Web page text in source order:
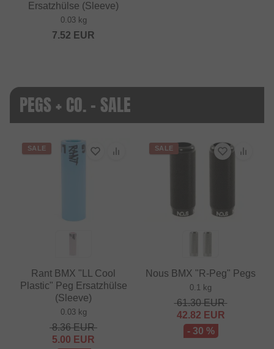
Ersatzhülse (Sleeve)
0.03 kg
7.52 EUR
PEGS + CO. - SALE
SALE
Rant BMX "LL Cool
Plastic" Peg Ersatzhülse
(Sleeve)
0.03 kg
8.36EUR
5.00 EUR
SALE
Nous BMX "R-Peg" Pegs
0.1 kg
61.30EUR
42.82 EUR
- 30 %